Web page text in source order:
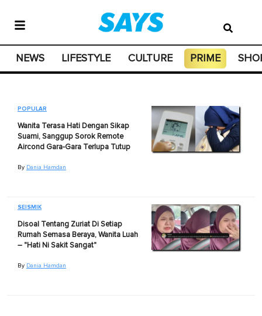
NEWS LIFESTYLE CULTURE PRIME
POPULAR
Wanita Terasa Hati Dengan Sikap
Suami, Sanggup Sorok Remote
Aircond Gara-Gara Terlupa Tutup
By Dania Hamdan
SEISMIK
Disoal Tentang Zuriat Di Setiap
Rumah Semasa Beraya, Wanita Luah
– "Hati Ni Sakit Sangat"
By Dania Hamdan